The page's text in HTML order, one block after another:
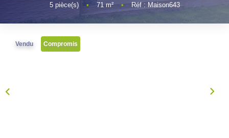
Qui Sommes Nous
NOS CONSEILS
5pièce(s) • 71 m² • Réf : Maison643
Vendu Compromis